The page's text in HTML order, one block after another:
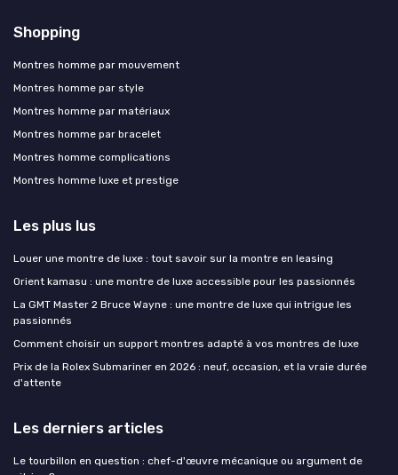
Shopping
Montres homme par mouvement
Montres homme par style
Montres homme par matériaux
Montres homme par bracelet
Montres homme complications
Montres homme luxe et prestige
Les plus lus
Louer une montre de luxe : tout savoir sur la montre en leasing
Orient kamasu : une montre de luxe accessible pour les passionnés
La GMT Master 2 Bruce Wayne : une montre de luxe qui intrigue les
passionnés
Comment choisir un support montres adapté à vos montres de luxe
Prix de la Rolex Submariner en 2026 : neuf, occasion, et la vraie durée
d'attente
Les derniers articles
Le tourbillon en question : chef-d'œuvre mécanique ou argument de